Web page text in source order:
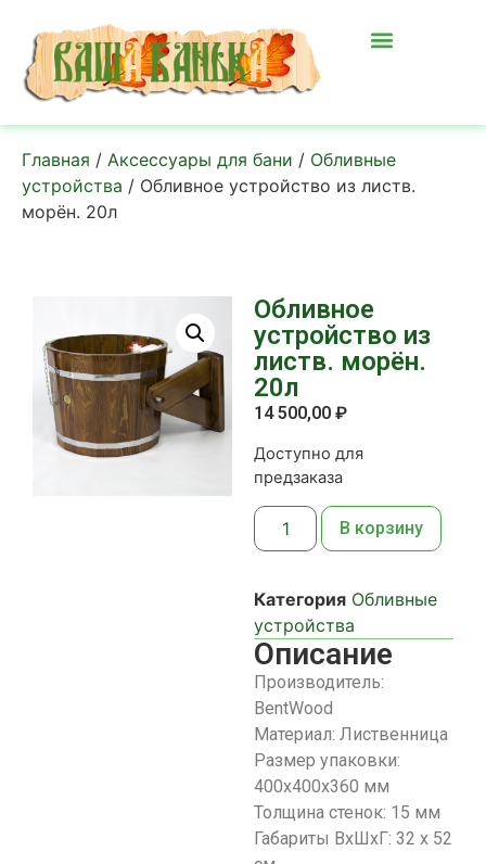
Главная / Аксессуары для бани / Обливные
устройства / Обливное устройство из листв.
морён. 20л
Обливное
устройство из
листв. морён.
20л
14 500,00 ₽
Доступно для
предзаказа
В корзину
Категория Обливные
устройства
Описание
Производитель:
BentWood
Материал: Лиственница
Размер упаковки:
400х400х360 мм
Толщина стенок: 15 мм
Габариты ВхШхГ: 32 х 52